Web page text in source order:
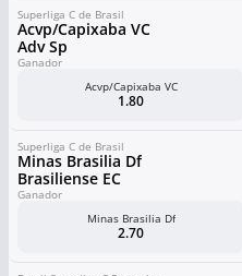
Superliga C de Brasil
Acvp/Capixaba VC
Adv Sp
Ganador
Acvp/Capixaba VC
1.80
Superliga C de Brasil
Minas Brasilia Df
Brasiliense EC
Ganador
Minas Brasilia Df
2.70